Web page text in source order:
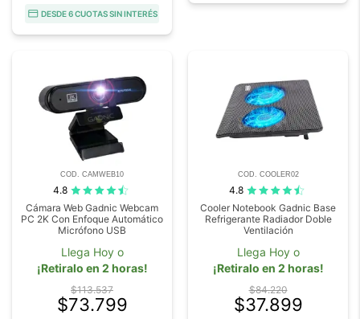
DESDE 6 CUOTAS SIN INTERÉS
COD. CAMWEB10
4.8
Cámara Web Gadnic Webcam
PC 2K Con Enfoque Automático
Micrófono USB
Llega Hoy o
¡Retiralo en 2 horas!
$113.537
$73.799
COD. COOLER02
4.8
Cooler Notebook Gadnic Base
Refrigerante Radiador Doble
Ventilación
Llega Hoy o
¡Retiralo en 2 horas!
$84.220
$37.899